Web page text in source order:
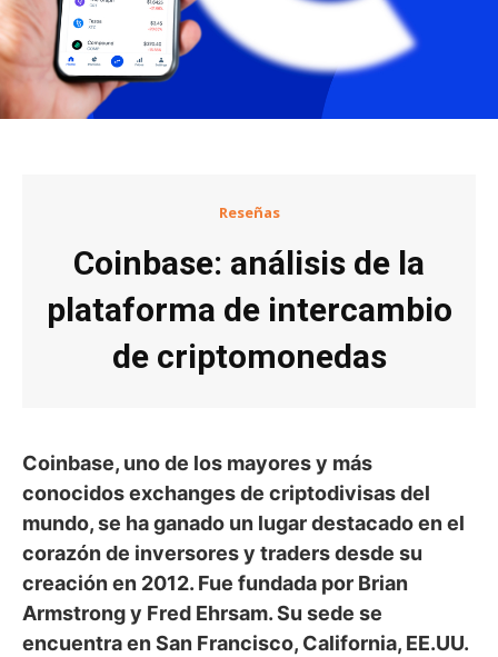
Reseñas
Coinbase: análisis de la
plataforma de intercambio
de criptomonedas
Coinbase, uno de los mayores y más
conocidos exchanges de criptodivisas del
mundo, se ha ganado un lugar destacado en el
corazón de inversores y traders desde su
creación en 2012. Fue fundada por Brian
Armstrong y Fred Ehrsam. Su sede se
encuentra en San Francisco, California, EE.UU.